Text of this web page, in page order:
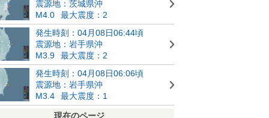
震源地：茨城県沖
M4.0
最大震度：2
発生時刻：04月08日06:44頃
震源地：岩手県沖
M3.9
最大震度：2
発生時刻：04月08日06:06頃
震源地：岩手県沖
M3.4
最大震度：1
現在のページ